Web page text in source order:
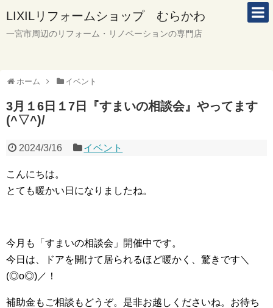
LIXILリフォームショップ むらかわ
一宮市周辺のリフォーム・リノベーションの専門店
ホーム イベント
3月１6日１7日『すまいの相談会』やってます
(^▽^)/
2024/3/16 イベント
こんにちは。
とても暖かい日になりましたね。
今月も「すまいの相談会」開催中です。
今日は、ドアを開けて居られるほど暖かく、驚きです＼
(◎o◎)／！
補助金もご相談もどうぞ。是非お越しくださいね。お待ち